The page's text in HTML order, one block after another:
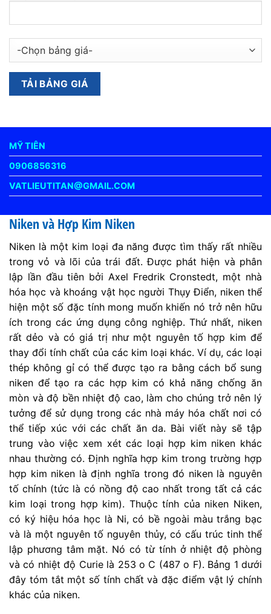
MỸ TIÊN
0906856316
VATLIEUTITAN@GMAIL.COM
Niken và Hợp Kim Niken
Niken là một kim loại đa năng được tìm thấy rất nhiều
trong vỏ và lõi của trái đất. Được phát hiện và phân
lập lần đầu tiên bởi Axel Fredrik Cronstedt, một nhà
hóa học và khoáng vật học người Thụy Điển, niken thể
hiện một số đặc tính mong muốn khiến nó trở nên hữu
ích trong các ứng dụng công nghiệp. Thứ nhất, niken
rất dẻo và có giá trị như một nguyên tố hợp kim để
thay đổi tính chất của các kim loại khác. Ví dụ, các loại
thép không gỉ có thể được tạo ra bằng cách bổ sung
niken để tạo ra các hợp kim có khả năng chống ăn
mòn và độ bền nhiệt độ cao, làm cho chúng trở nên lý
tưởng để sử dụng trong các nhà máy hóa chất nơi có
thể tiếp xúc với các chất ăn da. Bài viết này sẽ tập
trung vào việc xem xét các loại hợp kim niken khác
nhau thường có. Định nghĩa hợp kim trong trường hợp
hợp kim niken là định nghĩa trong đó niken là nguyên
tố chính (tức là có nồng độ cao nhất trong tất cả các
kim loại trong hợp kim). Thuộc tính của niken Niken,
có ký hiệu hóa học là Ni, có bề ngoài màu trắng bạc
và là một nguyên tố nguyên thủy, có cấu trúc tinh thể
lập phương tâm mặt. Nó có từ tính ở nhiệt độ phòng
và có nhiệt độ Curie là 253 o C (487 o F). Bảng 1 dưới
đây tóm tắt một số tính chất và đặc điểm vật lý chính
khác của niken.